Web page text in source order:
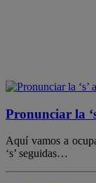
Pronunciar la
Aquí vamos a
‘s’ seguidas…